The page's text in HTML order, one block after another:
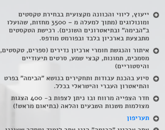
ייעוץ, ליווי והכוונה מקצועית בבחירת טקסטים
ומונולוגים (מתוך למעלה מ – 3500 מחזות, שהועלו
ב"הבימה" ובתיאטרונים השונים). רכישת הטקסטים
מתבצעת בארכיון בלבד ובפורמט מודפס.
איתור והנגשת חומרי ארכיון נדירים (ספרים, טקסטים,
מסמכים, תמונות, קבצי שמע, סרטים תיעודיים
והיסטוריים)
סיוע בהכנת עבודות ותחקירים בנושא "הבימה" בפרט
והתיאטרון העברי והישראלי בכלל.
חדר הצפייה מרווח ובו ניתן לצפות ב- 400 הצגות
מצולמות משנות השבעים והלאה (בתיאום מראש!)
תעריפון